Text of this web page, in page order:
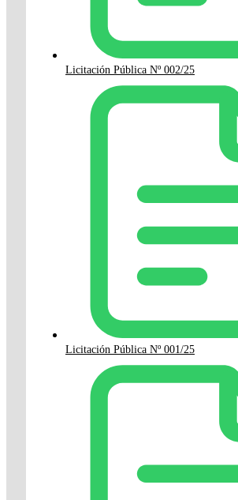
Licitación Pública Nº 002/25
Licitación Pública Nº 001/25